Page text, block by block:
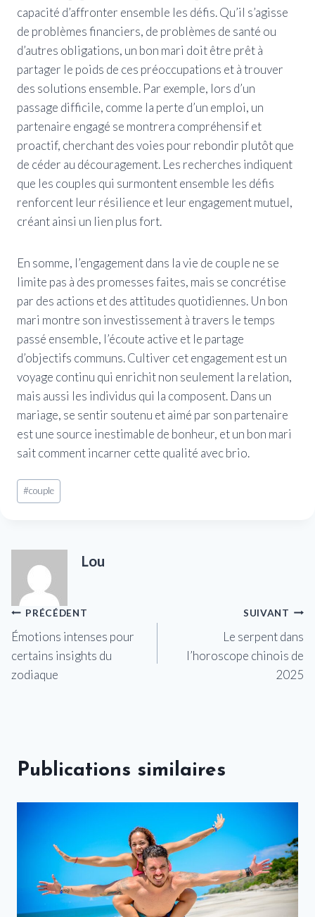
capacité d’affronter ensemble les défis. Qu’il s’agisse
de problèmes financiers, de problèmes de santé ou
d’autres obligations, un bon mari doit être prêt à
partager le poids de ces préoccupations et à trouver
des solutions ensemble. Par exemple, lors d’un
passage difficile, comme la perte d’un emploi, un
partenaire engagé se montrera compréhensif et
proactif, cherchant des voies pour rebondir plutôt que
de céder au découragement. Les recherches indiquent
que les couples qui surmontent ensemble les défis
renforcent leur résilience et leur engagement mutuel,
créant ainsi un lien plus fort.
En somme, l’engagement dans la vie de couple ne se
limite pas à des promesses faites, mais se concrétise
par des actions et des attitudes quotidiennes. Un bon
mari montre son investissement à travers le temps
passé ensemble, l’écoute active et le partage
d’objectifs communs. Cultiver cet engagement est un
voyage continu qui enrichit non seulement la relation,
mais aussi les individus qui la composent. Dans un
mariage, se sentir soutenu et aimé par son partenaire
est une source inestimable de bonheur, et un bon mari
sait comment incarner cette qualité avec brio.
Étiquettes
de
#couple
Lou
Navigation
de
l’article
PRÉCÉDENT
Émotions intenses pour
certains insights du
zodiaque
SUIVANT
Le serpent dans
l’horoscope chinois de
2025
Publications similaires